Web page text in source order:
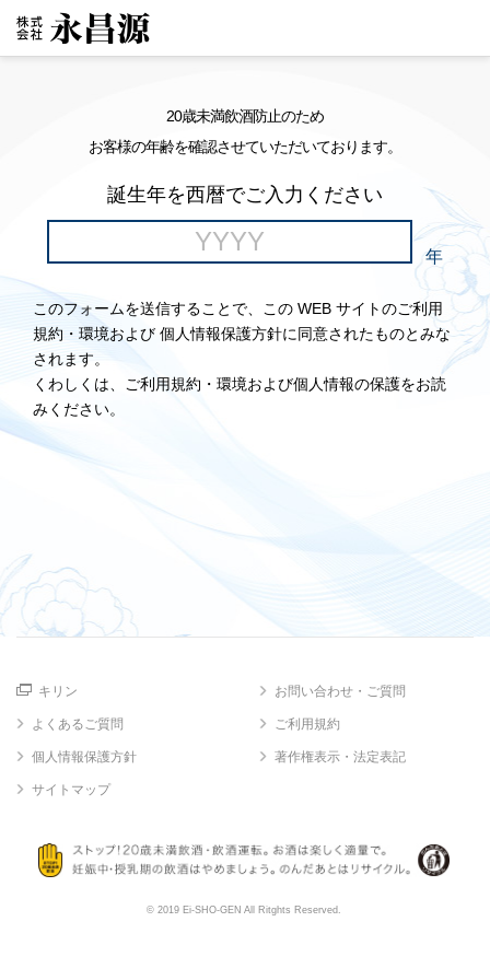
20歳未満飲酒防止のため
お客様の年齢を確認させていただいております。
誕生年を西暦でご入力ください
年
このフォームを送信することで、この WEB サイトのご利用
規約・環境および 個人情報保護方針に同意されたものとみな
されます。
くわしくは、ご利用規約・環境および個人情報の保護をお読
みください。
キリン お問い合わせ・ご質問
よくあるご質問 ご利用規約
個人情報保護方針 著作権表示・法定表記
サイトマップ
© 2019 Ei-SHO-GEN All Ritghts Reserved.